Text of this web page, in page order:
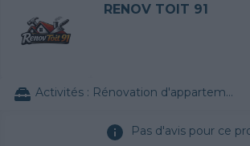
RENOV TOIT 91
Activités : Rénovation d'appartement / de maison, Ramonage
Pas d'avis pour ce